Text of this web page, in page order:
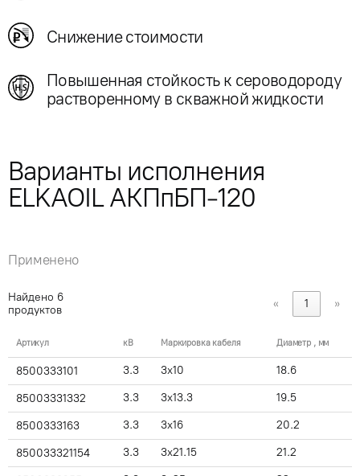
Снижение стоимости
Повышенная стойкость к сероводороду
растворенному в скважной жидкости
Варианты исполнения
ELKAOIL АКПпБП-120
Применено
Найдено 6
продуктов
« 1 »
Артикул кВ Маркировка кабеля Диаметр , мм
8500333101 3.3 3x10 18.6
85003331332 3.3 3x13.3 19.5
8500333163 3.3 3x16 20.2
850033321154 3.3 3x21.15 21.2